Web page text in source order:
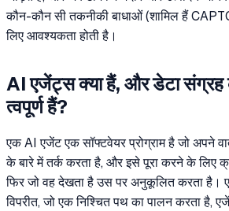
कौन-कौन सी तकनीकी बाधाओं (शामिल हैं
लिए आवश्यकता होती है।
AI एजेंट्स क्या हैं, और डेटा संग्रह
त्वपूर्ण हैं?
एक AI एजेंट एक सॉफ्टवेयर प्रोग्राम है जो अपने
के बारे में तर्क करता है, और इसे पूरा करने के लिए
फिर जो वह देखता है उस पर अनुकूलित करता है।
विपरीत, जो एक निश्चित पथ का पालन करता है,